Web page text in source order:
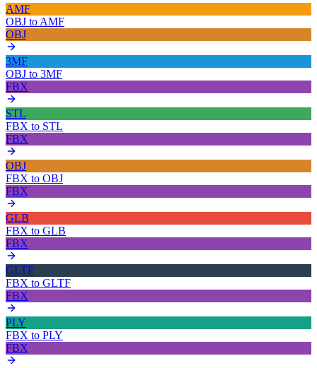
AMF
OBJ to AMF
OBJ
3MF
OBJ to 3MF
FBX
STL
FBX to STL
FBX
OBJ
FBX to OBJ
FBX
GLB
FBX to GLB
FBX
GLTF
FBX to GLTF
FBX
PLY
FBX to PLY
FBX